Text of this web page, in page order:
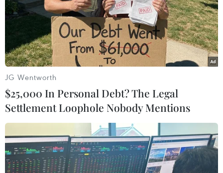
Ngày 28/1: Tàu chiến Nga diễn tập bắn đạn
pháo tại Biển Đen
28/01/2022 10:47
JG Wentworth
$25,000 In Personal Debt? The Legal
Settlement Loophole Nobody Mentions